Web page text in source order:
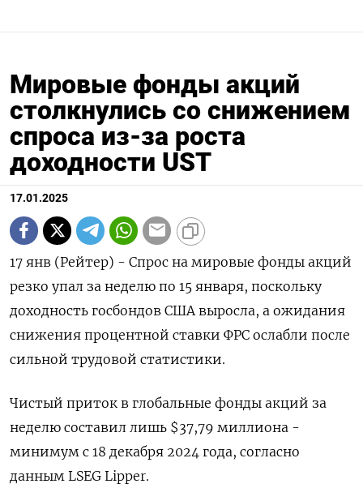
Мировые фонды акций
столкнулись со снижением
спроса из-за роста
доходности UST
17.01.2025
17 янв (Рейтер) - Спрос на мировые фонды акций
резко упал за неделю по 15 января, поскольку
доходность госбондов США выросла, а ожидания
снижения процентной ставки ФРС ослабли после
сильной трудовой статистики.
Чистый приток в глобальные фонды акций за
неделю составил лишь $37,79 миллиона -
минимум с 18 декабря 2024 года, согласно
данным LSEG Lipper.